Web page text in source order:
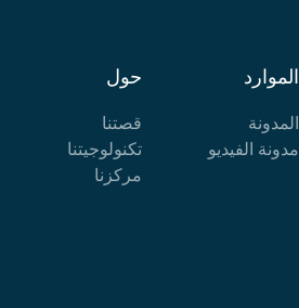
الموارد
المدونة
مدونة الفيديو
حول
قصتنا
تكنولوجيتنا
مركزنا